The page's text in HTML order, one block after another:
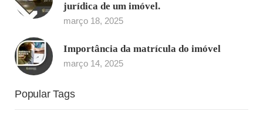
jurídica de um imóvel.
março 18, 2025
Importância da matrícula do imóvel
março 14, 2025
Popular Tags